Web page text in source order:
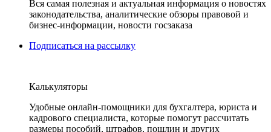
Вся самая полезная и актуальная информация о новостях
законодательства, аналитические обзоры правовой и
бизнес-информации, новости госзаказа
Подписаться на рассылку
Калькуляторы
Удобные онлайн-помощники для бухгалтера, юриста и
кадрового специалиста, которые помогут рассчитать
размеры пособий, штрафов, пошлин и других